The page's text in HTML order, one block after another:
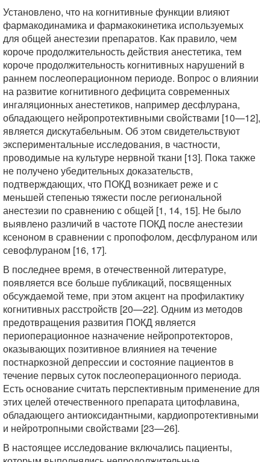
Установлено, что на когнитивные функции влияют
фармакодинамика и фармакокинетика используемых
для общей анестезии препаратов. Как правило, чем
короче продолжительность действия анестетика, тем
короче продолжительность когнитивных нарушений в
раннем послеоперационном периоде. Вопрос о влиянии
на развитие когнитивного дефицита современных
ингаляционных анестетиков, например десфлурана,
обладающего нейропротективными свойствами [10—12],
является дискутабельным. Об этом свидетельствуют
экспериментальные исследования, в частности,
проводимые на культуре нервной ткани [13]. Пока также
не получено убедительных доказательств,
подтверждающих, что ПОКД возникает реже и с
меньшей степенью тяжести после региональной
анестезии по сравнению с общей [1, 14, 15]. Не было
выявлено различий в частоте ПОКД после анестезии
ксеноном в сравнении с пропофолом, десфлураном или
севофлураном [16, 17].
В последнее время, в отечественной литературе,
появляется все больше публикаций, посвященных
обсуждаемой теме, при этом акцент на профилактику
когнитивных расстройств [20—22]. Одним из методов
предотвращения развития ПОКД является
периоперационное назначение нейропротекторов,
оказывающих позитивное влияниея на течение
постнаркозной депрессии и состояние пациентов в
течение первых суток послеоперационного периода.
Есть основание считать перспективным применение для
этих целей отечественного препарата цитофлавина,
обладающего антиоксидантными, кардиопротективными
и нейротропными свойствами [23—26].
В настоящее исследование включались пациенты,